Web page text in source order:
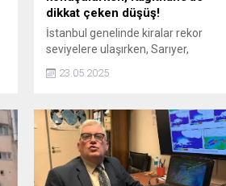
dikkat çeken düşüş!
İstanbul genelinde kiralar rekor
seviyelere ulaşırken, Sarıyer,
Beşiktaş ve Kadıköy gibi ilçelerde
ortalama kira 90 bin TL’yi aşmış
İstanbul’da kira fiyatları bir önceki
yıla göre %41,49 artarak ortalama
26.490 TL’ye yükseldi. Ancak bu
genel artış trendinin aksine,
Kağıthane kiralık ve satılık konut
23.05.2025